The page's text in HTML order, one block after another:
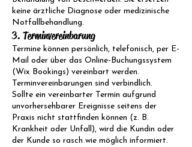
keine ärztliche Diagnose oder medizinische
Notfallbehandlung.
3. Terminvereinbarung
Termine können persönlich, telefonisch, per E-
Mail oder über das Online-Buchungssystem
(Wix Bookings) vereinbart werden.
Terminvereinbarungen sind verbindlich.
Sollte ein vereinbarter Termin aufgrund
unvorhersehbarer Ereignisse seitens der
Praxis nicht stattfinden können (z. B.
Krankheit oder Unfall), wird die Kundin oder
der Kunde so rasch wie möglich informiert.